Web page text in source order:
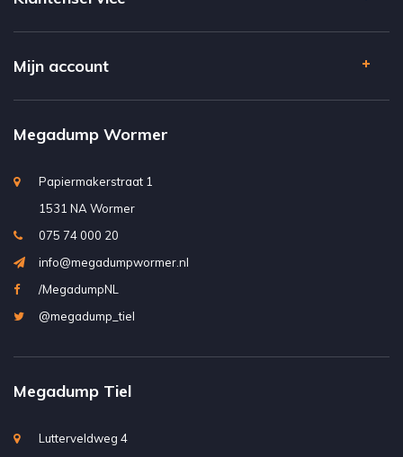
Mijn account
Megadump Wormer
Papiermakerstraat 1
1531 NA Wormer
075 74 000 20
info@megadumpwormer.nl
/MegadumpNL
@megadump_tiel
Megadump Tiel
Lutterveldweg 4